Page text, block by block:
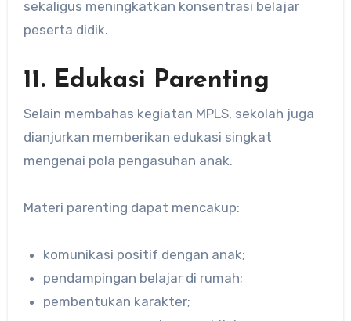
sekaligus meningkatkan konsentrasi belajar
peserta didik.
11. Edukasi Parenting
Selain membahas kegiatan MPLS, sekolah juga
dianjurkan memberikan edukasi singkat
mengenai pola pengasuhan anak.
Materi parenting dapat mencakup:
komunikasi positif dengan anak;
pendampingan belajar di rumah;
pembentukan karakter;